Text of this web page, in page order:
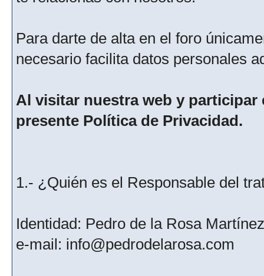
Para darte de alta en el foro
necesario facilita datos personales
Al visitar nuestra web y
presente Política de Privacidad.
1.- ¿Quién es el Responsable del
Identidad: Pedro de la Rosa Martínez
e-mail: info@pedrodelarosa.com